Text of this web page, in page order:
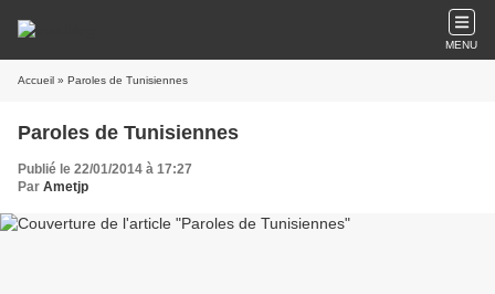
MENU
Accueil » Paroles de Tunisiennes
Paroles de Tunisiennes
Publié le 22/01/2014 à 17:27
Par Ametjp